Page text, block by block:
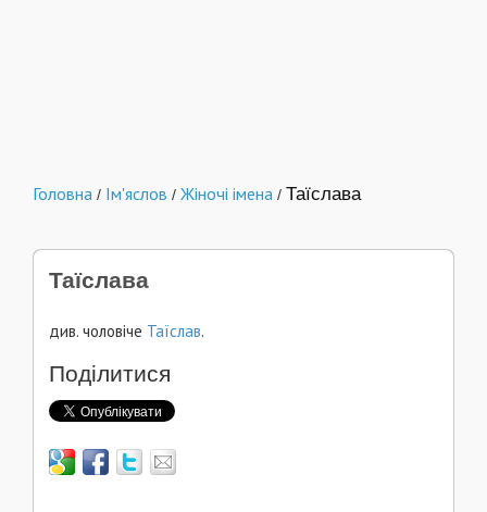
Головна / Ім'яслов / Жіночі імена / Таїслава
Таїслава
див. чоловіче Таїслав.
Поділитися